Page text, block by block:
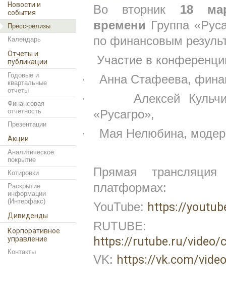
Новости и
события
Пресс-релизы
Календарь
Отчеты и
публикации
Годовые и
квартальные
отчеты
Финансовая
отчетность
Презентации
Акции
Аналитическое
покрытие
Котировки
Раскрытие
информации
(Интерфакс)
Дивиденды
Корпоративное
управление
Контакты
Во вторник 18
времени Группа
по финансовым
Участие в
·
Анна Стафеева,
·
Алексей
«Русагро»,
· Мая Нелюбина,
Прямая
платформах:
YouTube: https://
RUTUBE:
https://rutube.ru/video/
VK: https://vk.com/